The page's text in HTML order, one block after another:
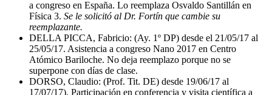
a congreso en España. Lo reemplaza Osvaldo Santillán en
Física 3. Se le solicitó al Dr. Fortín que cambie su
reemplazante.
DELLA PICCA, Fabricio: (Ay. 1º DP) desde el 21/05/17 al
25/05/17. Asistencia a congreso Nano 2017 en Centro
Atómico Bariloche. No deja reemplazo porque no se
superpone con días de clase.
DORSO, Claudio: (Prof. Tit. DE) desde 19/06/17 al
17/07/17). Participación en conferencia y visita científica a